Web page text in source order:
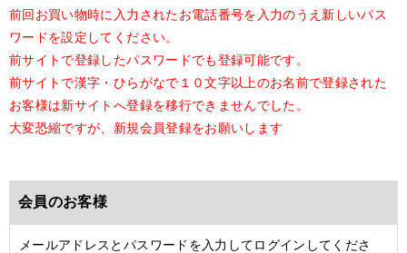
前回お買い物時に入力されたお電話番号を入力のうえ新しいパス
ワードを設定してください。
前サイトで登録したパスワードでも登録可能です。
前サイトで漢字・ひらがなで１０文字以上のお名前で登録された
お客様は新サイトへ登録を移行できませんでした。
大変恐縮ですが、新規会員登録をお願いします
会員のお客様
メールアドレスとパスワードを入力してログインしてくださ